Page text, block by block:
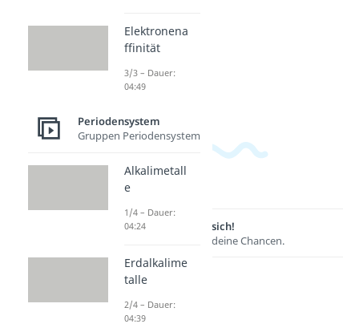
Lernen lohnt sich!
Entdecke hier deine Chancen.
Elektronena
ffinität
3/3 – Dauer:
04:49
Periodensystem
Gruppen Periodensystem
Alkalimetall
e
1/4 – Dauer:
04:24
Erdalkalime
talle
2/4 – Dauer:
04:39